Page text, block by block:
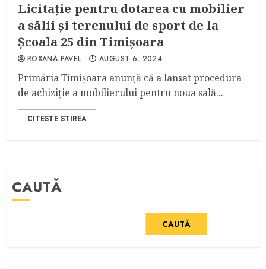
Licitație pentru dotarea cu mobilier
a sălii și terenului de sport de la
Școala 25 din Timișoara
ROXANA PAVEL AUGUST 6, 2024
Primăria Timișoara anunță că a lansat procedura
de achiziție a mobilierului pentru noua sală...
CITESTE STIREA
CAUTĂ
CAUTĂ